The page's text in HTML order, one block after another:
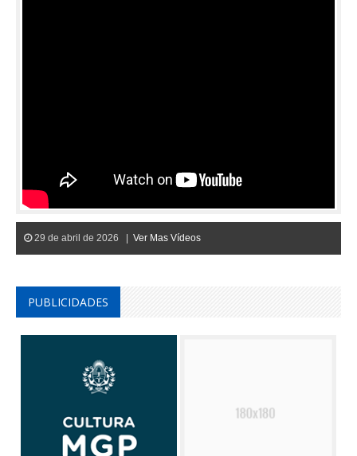
29 de abril de 2026 | Ver Mas Vídeos
PUBLICIDADES